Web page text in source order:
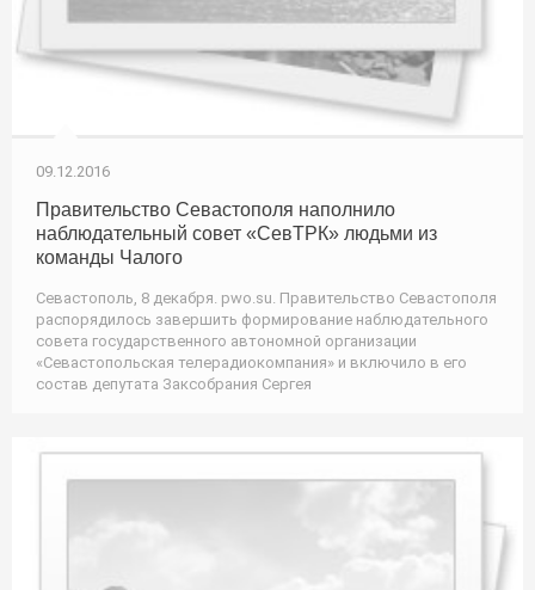
09.12.2016
Правительство Севастополя наполнило
наблюдательный совет «СевТРК» людьми из
команды Чалого
Севастополь, 8 декабря. pwo.su. Правительство Севастополя
распорядилось завершить формирование наблюдательного
совета государственного автономной организации
«Севастопольская телерадиокомпания» и включило в его
состав депутата Заксобрания Сергея